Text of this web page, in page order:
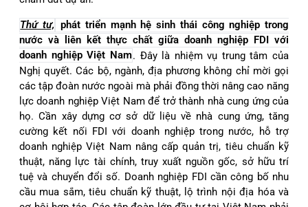
Thứ tư, phát triển mạnh hệ sinh thái công nghiệp trong
nước và liên kết thực chất giữa doanh nghiệp FDI với
doanh nghiệp Việt Nam. Đây là nhiệm vụ trung tâm của
Nghị quyết. Các bộ, ngành, địa phương không chỉ mời gọi
các tập đoàn nước ngoài mà phải đồng thời nâng cao năng
lực doanh nghiệp Việt Nam để trở thành nhà cung ứng của
họ. Cần xây dựng cơ sở dữ liệu về nhà cung ứng, tăng
cường kết nối FDI với doanh nghiệp trong nước, hỗ trợ
doanh nghiệp Việt Nam nâng cấp quản trị, tiêu chuẩn kỹ
thuật, năng lực tài chính, truy xuất nguồn gốc, sở hữu trí
tuệ và chuyển đổi số. Doanh nghiệp FDI cần công bố nhu
cầu mua sắm, tiêu chuẩn kỹ thuật, lộ trình nội địa hóa và